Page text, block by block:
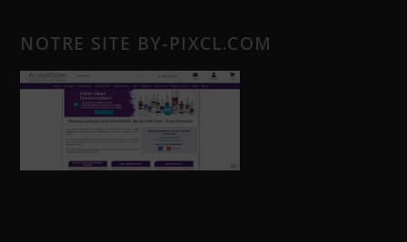
NOTRE SITE BY-PIXCL.COM